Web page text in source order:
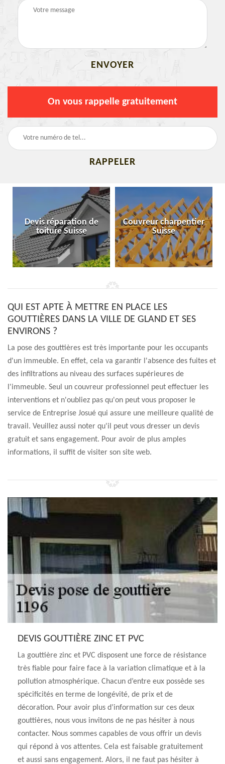
On vous rappelle gratuitement
Devis réparation de
toiture Suisse
Couvreur charpentier
Suisse
QUI EST APTE À METTRE EN PLACE LES
GOUTTIÈRES DANS LA VILLE DE GLAND ET SES
ENVIRONS ?
La pose des gouttières est très importante pour les occupants
d'un immeuble. En effet, cela va garantir l'absence des fuites et
des infiltrations au niveau des surfaces supérieures de
l'immeuble. Seul un couvreur professionnel peut effectuer les
interventions et n'oubliez pas qu'on peut vous proposer le
service de Entreprise Josué qui assure une meilleure qualité de
travail. Veuillez aussi noter qu'il peut vous dresser un devis
gratuit et sans engagement. Pour avoir de plus amples
informations, il suffit de visiter son site web.
DEVIS GOUTTIÈRE ZINC ET PVC
La gouttière zinc et PVC disposent une force de résistance
très fiable pour faire face à la variation climatique et à la
pollution atmosphérique. Chacun d’entre eux possède ses
spécificités en terme de longévité, de prix et de
décoration. Pour avoir plus d’information sur ces deux
gouttières, nous vous invitons de ne pas hésiter à nous
contacter. Nous sommes capables de vous offrir un devis
qui répond à vos attentes. Cela est faisable gratuitement
et aussi sans engagement. Alors, il ne faut pas hésiter à